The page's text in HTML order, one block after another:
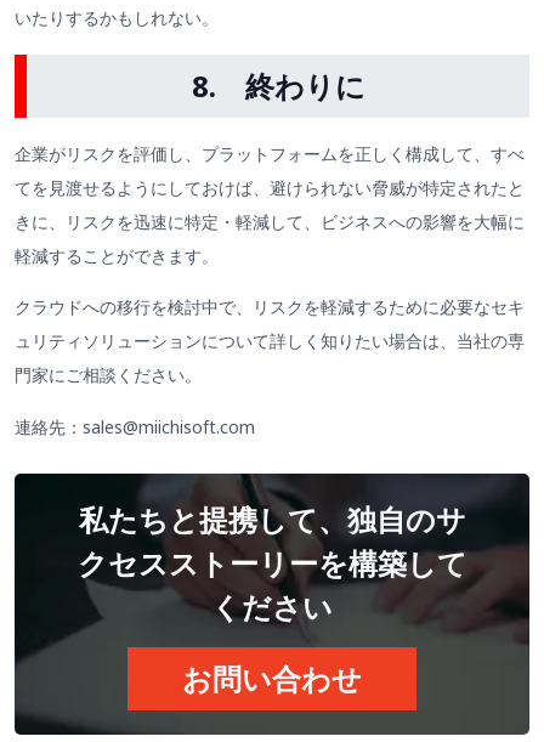
いたりするかもしれない。
8. 終わりに
企業がリスクを評価し、プラットフォームを正しく構成して、すべ
てを見渡せるようにしておけば、避けられない脅威が特定されたと
きに、リスクを迅速に特定・軽減して、ビジネスへの影響を大幅に
軽減することができます。
クラウドへの移行を検討中で、リスクを軽減するために必要なセキ
ュリティソリューションについて詳しく知りたい場合は、当社の専
門家にご相談ください。
連絡先：sales@miichisoft.com
私たちと提携して、独自のサ
クセスストーリーを構築して
ください
お問い合わせ